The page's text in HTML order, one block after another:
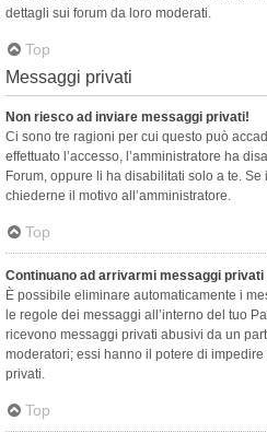
dettagli sui forum da loro moderati.
Top
Messaggi privati
Non riesco ad inviare messaggi privati!
Ci sono tre ragioni per cui questo può
effettuato l’accesso, l’amministratore ha
Forum, oppure li ha disabilitati solo a te. Se
chiederne il motivo all’amministratore.
Top
Continuano ad arrivarmi messaggi
È possibile eliminare automaticamente i
le regole dei messaggi all’interno del tuo
ricevono messaggi privati ​​abusivi da un
moderatori; essi hanno il potere di
privati​​.
Top